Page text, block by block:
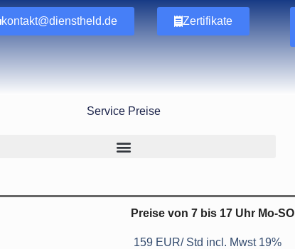
kontakt@dienstheld.de Zertifikate
Service Preise
Preise von 7 bis 17 Uhr Mo-SO
159 EUR/ Std incl. Mwst 19%